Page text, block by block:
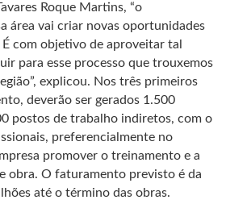
Roque Martins, “o
área vai criar novas oportunidades
com objetivo de aproveitar tal
para esse processo que trouxemos
explicou. Nos três primeiros
deverão ser gerados 1.500
postos de trabalho indiretos, com o
preferencialmente no
promover o treinamento e a
obra. O faturamento previsto é da
até o término das obras.